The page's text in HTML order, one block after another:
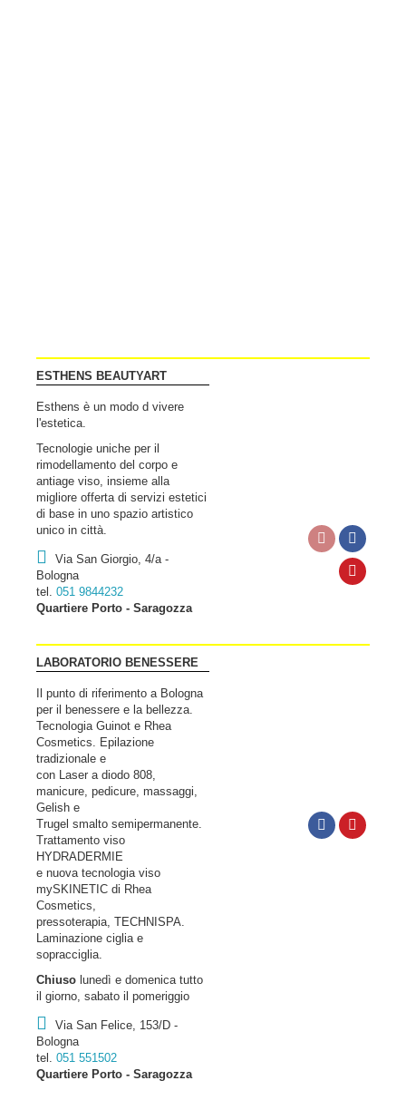
ESTHENS BEAUTYART
Esthens è un modo d vivere
l'estetica.
Tecnologie uniche per il
rimodellamento del corpo e
antiage viso, insieme alla
migliore offerta di servizi estetici
di base in uno spazio artistico
unico in città.
Via San Giorgio, 4/a -
Bologna
tel. 051 9844232
Quartiere Porto - Saragozza
LABORATORIO BENESSERE
Il punto di riferimento a Bologna
per il benessere e la bellezza.
Tecnologia Guinot e Rhea
Cosmetics. Epilazione
tradizionale e
con Laser a diodo 808,
manicure, pedicure, massaggi,
Gelish e
Trugel smalto semipermanente.
Trattamento viso
HYDRADERMIE
e nuova tecnologia viso
mySKINETIC di Rhea
Cosmetics,
pressoterapia, TECHNISPA.
Laminazione ciglia e
sopracciglia.
Chiuso lunedì e domenica tutto
il giorno, sabato il pomeriggio
Via San Felice, 153/D -
Bologna
tel. 051 551502
Quartiere Porto - Saragozza